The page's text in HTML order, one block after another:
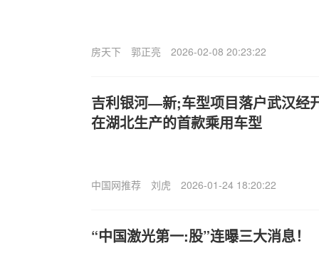
房天下 郭正亮 2026-02-08 20:23:22
吉利银河—新;车型项目落户武汉经
在湖北生产的首款乘用车型
中国网推荐 刘虎 2026-01-24 18:20:22
“中国激光第一:股”连曝三大消息！